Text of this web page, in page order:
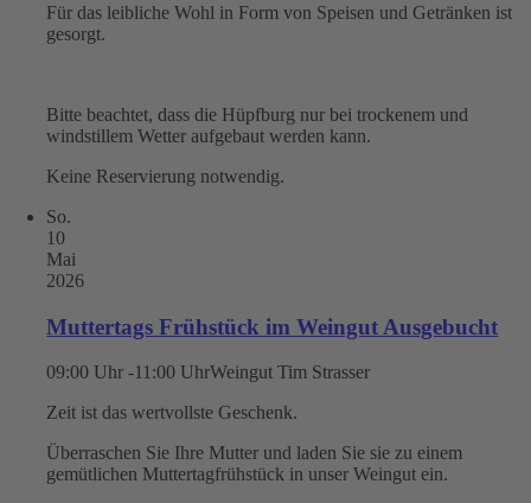
Für das leibliche Wohl in Form von Speisen und Getränken ist
gesorgt.
Bitte beachtet, dass die Hüpfburg nur bei trockenem und
windstillem Wetter aufgebaut werden kann.
Keine Reservierung notwendig.
So.
10
Mai
2026
Muttertags Frühstück im Weingut Ausgebucht
09:00 Uhr -11:00 UhrWeingut Tim Strasser
Zeit ist das wertvollste Geschenk.
Überraschen Sie Ihre Mutter und laden Sie sie zu einem
gemütlichen Muttertagfrühstück in unser Weingut ein.